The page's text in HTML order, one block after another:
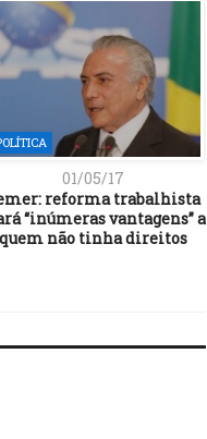
01/05/17
reforma trabalhista
“inúmeras vantagens” a
quem não tinha direitos